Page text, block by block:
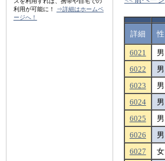
利用が可能に！
⇒詳細はホームペ
ージへ！
詳細 性
6021 男
6022
男
6023
男
6024
男
6025
男
6026
男
6027
女